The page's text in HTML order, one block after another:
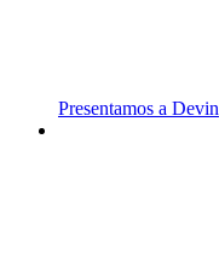
Presentamos a Devin